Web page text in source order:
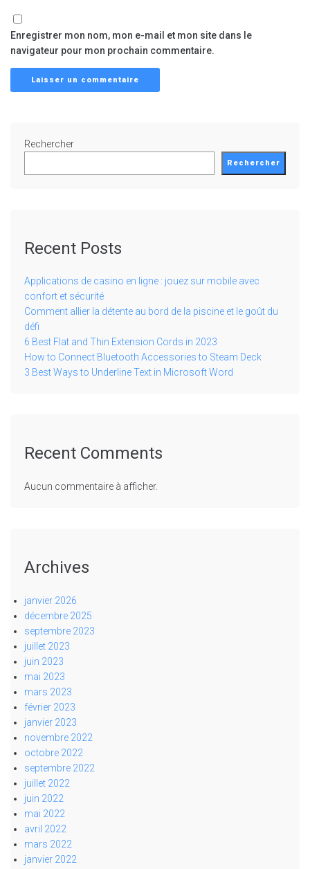
Enregistrer mon nom, mon e-mail et mon site dans le
navigateur pour mon prochain commentaire.
Rechercher
Rechercher
Recent Posts
Applications de casino en ligne : jouez sur mobile avec
confort et sécurité
Comment allier la détente au bord de la piscine et le goût du
défi
6 Best Flat and Thin Extension Cords in 2023
How to Connect Bluetooth Accessories to Steam Deck
3 Best Ways to Underline Text in Microsoft Word
Recent Comments
Aucun commentaire à afficher.
Archives
janvier 2026
décembre 2025
septembre 2023
juillet 2023
juin 2023
mai 2023
mars 2023
février 2023
janvier 2023
novembre 2022
octobre 2022
septembre 2022
juillet 2022
juin 2022
mai 2022
avril 2022
mars 2022
janvier 2022